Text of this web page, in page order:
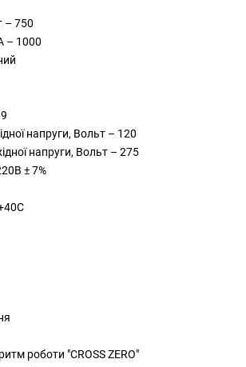
– 750
– 1000
напруги, Вольт – 120
напруги, Вольт – 275
± 7%
роботи "CROSS ZERO"